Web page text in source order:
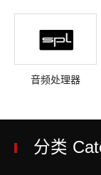
音频处理器
分类